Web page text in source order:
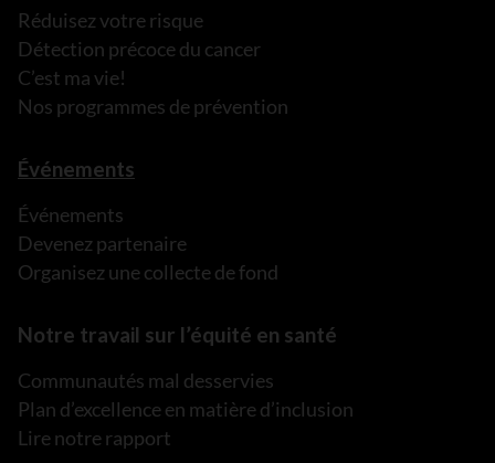
Réduisez votre risque
Détection précoce du cancer
C’est ma vie!
Nos programmes de prévention
Événements
Événements
Devenez partenaire
Organisez une collecte de fond
Notre travail sur l’équité en santé
Communautés mal desservies
Plan d’excellence en matière d’inclusion
Lire notre rapport